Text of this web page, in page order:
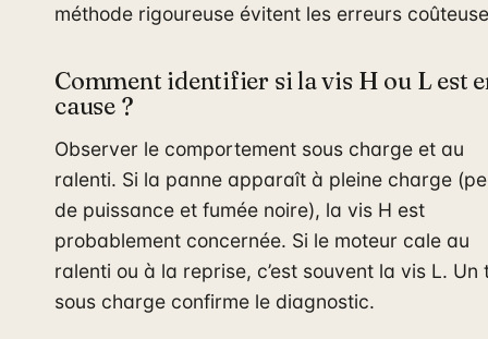
méthode rigoureuse évitent les erreurs
Comment identifier si la vis H ou L est
cause ?
Observer le comportement sous charge et au
ralenti. Si la panne apparaît à pleine charge
de puissance et fumée noire), la vis H est
probablement concernée. Si le moteur cale au
ralenti ou à la reprise, c’est souvent la vis L. Un
sous charge confirme le diagnostic.